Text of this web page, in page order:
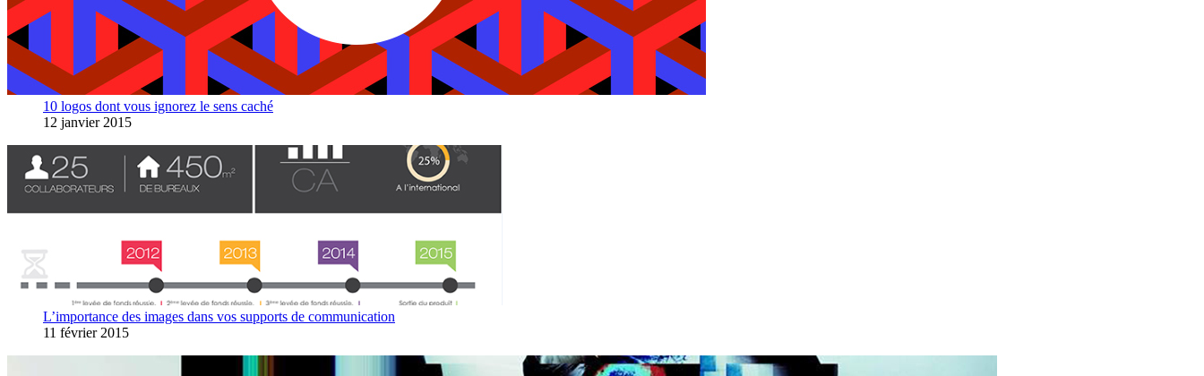
10 logos dont vous ignorez le sens caché
12 janvier 2015
L’importance des images dans vos supports de communication
11 février 2015